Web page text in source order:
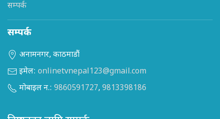
सम्पर्क
सम्पर्क
अनामनगर, काठमाडौं
इमेल: onlinetvnepal123@gmail.com
मोबाइल न.: 9860591727, 9813398186